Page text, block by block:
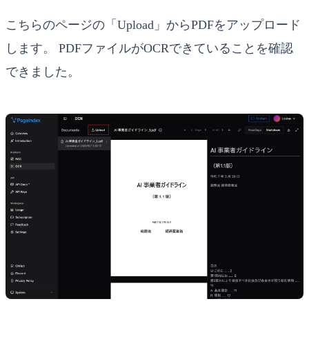
こちらのページの「Upload」からPDFをアップロード
します。 PDFファイルがOCRできていることを確認
できました。